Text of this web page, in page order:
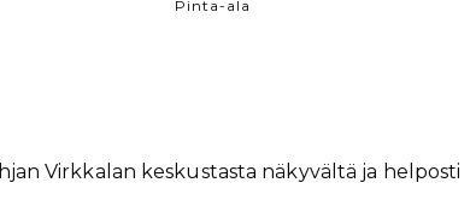
Pinta-ala
Virkkalan keskustasta näkyvältä ja helposti